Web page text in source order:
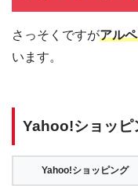
さっそくですがアル
います。
Yahoo!ショッピ
Yahoo!ショッピング